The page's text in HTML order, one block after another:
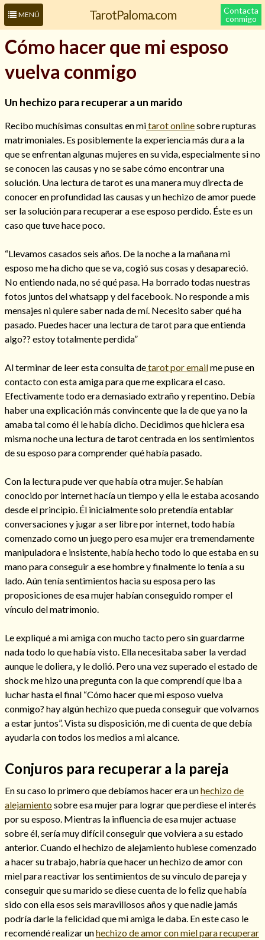
MENÚ TarotPaloma.com
Contacta
conmigo
Leer más sobre mí
Hechizos de amor
Amarre para recuperar a mi pareja
Endulzamiento
Cómo hacer que mi esposo
vuelva conmigo
Un hechizo para recuperar a un marido
Recibo muchísimas consultas en mitarot onlinesobre rupturas
matrimoniales. Es posiblemente la experiencia más dura a la
que se enfrentan algunas mujeres en su vida, especialmente si no
se conocen las causas y no se sabe cómo encontrar una
solución. Una lectura de tarot es una manera muy directa de
conocer en profundidad las causas y un hechizo de amor puede
ser la solución para recuperar a ese esposo perdido. Éste es un
caso que tuve hace poco.
“Llevamos casados seis años. De la noche a la mañana mi
esposo me ha dicho que se va, cogió sus cosas y desapareció.
No entiendo nada, no sé qué pasa. Ha borrado todas nuestras
fotos juntos del whatsapp y del facebook. No responde a mis
mensajes ni quiere saber nada de mí. Necesito saber qué ha
pasado. Puedes hacer una lectura de tarot para que entienda
algo?? estoy totalmente perdida”
Al terminar de leer esta consulta detarot por emailme puse en
contacto con esta amiga para que me explicara el caso.
Efectivamente todo era demasiado extraño y repentino. Debía
haber una explicación más convincente que la de que ya no la
amaba tal como él le había dicho. Decidimos que hiciera esa
misma noche una lectura de tarot centrada en los sentimientos
de su esposo para comprender qué había pasado.
Con la lectura pude ver que había otra mujer. Se habían
conocido por internet hacía un tiempo y ella le estaba acosando
desde el principio. Él inicialmente solo pretendía entablar
conversaciones y jugar a ser libre por internet, todo había
comenzado como un juego pero esa mujer era tremendamente
manipuladora e insistente, había hecho todo lo que estaba en su
mano para conseguir a ese hombre y finalmente lo tenía a su
lado. Aún tenía sentimientos hacia su esposa pero las
proposiciones de esa mujer habían conseguido romper el
vínculo del matrimonio.
Le expliqué a mi amiga con mucho tacto pero sin guardarme
nada todo lo que había visto. Ella necesitaba saber la verdad
aunque le doliera, y le dolió. Pero una vez superado el estado de
shock me hizo una pregunta con la que comprendí que iba a
luchar hasta el final “Cómo hacer que mi esposo vuelva
conmigo? hay algún hechizo que pueda conseguir que volvamos
a estar juntos”. Vista su disposición, me di cuenta de que debía
ayudarla con todos los medios a mi alcance.
Conjuros para recuperar a la pareja
En su caso lo primero que debíamos hacer era unhechizo de
alejamientosobre esa mujer para lograr que perdiese el interés
por su esposo. Mientras la influencia de esa mujer actuase
sobre él, sería muy difícil conseguir que volviera a su estado
anterior. Cuando el hechizo de alejamiento hubiese comenzado
a hacer su trabajo, habría que hacer un hechizo de amor con
miel para reactivar los sentimientos de su vínculo de pareja y
conseguir que su marido se diese cuenta de lo feliz que había
sido con ella esos seis maravillosos años y que nadie jamás
podría darle la felicidad que mi amiga le daba. En este caso le
recomendé realizar unhechizo de amor con miel para recuperar